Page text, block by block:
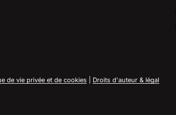
de vie privée et de cookies Droits d'auteur & légal